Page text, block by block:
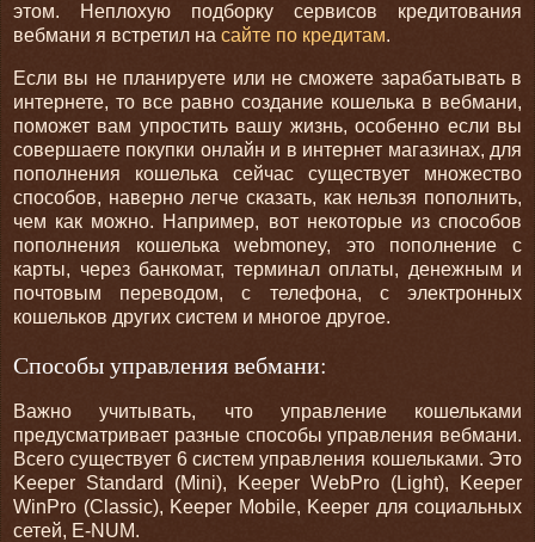
этом. Неплохую подборку сервисов кредитования
вебмани я встретил на сайте по кредитам.
Если вы не планируете или не сможете зарабатывать в
интернете, то все равно создание кошелька в вебмани,
поможет вам упростить вашу жизнь, особенно если вы
совершаете покупки онлайн и в интернет магазинах, для
пополнения кошелька сейчас существует множество
способов, наверно легче сказать, как нельзя пополнить,
чем как можно. Например, вот некоторые из способов
пополнения кошелька webmoney, это пополнение с
карты, через банкомат, терминал оплаты, денежным и
почтовым переводом, с телефона, с электронных
кошельков других систем и многое другое.
Способы управления вебмани:
Важно учитывать, что управление кошельками
предусматривает разные способы управления вебмани.
Всего существует 6 систем управления кошельками. Это
Keeper Standard (Mini), Keeper WebPro (Light), Keeper
WinPro (Classic), Keeper Mobile, Keeper для социальных
сетей, E-NUM.